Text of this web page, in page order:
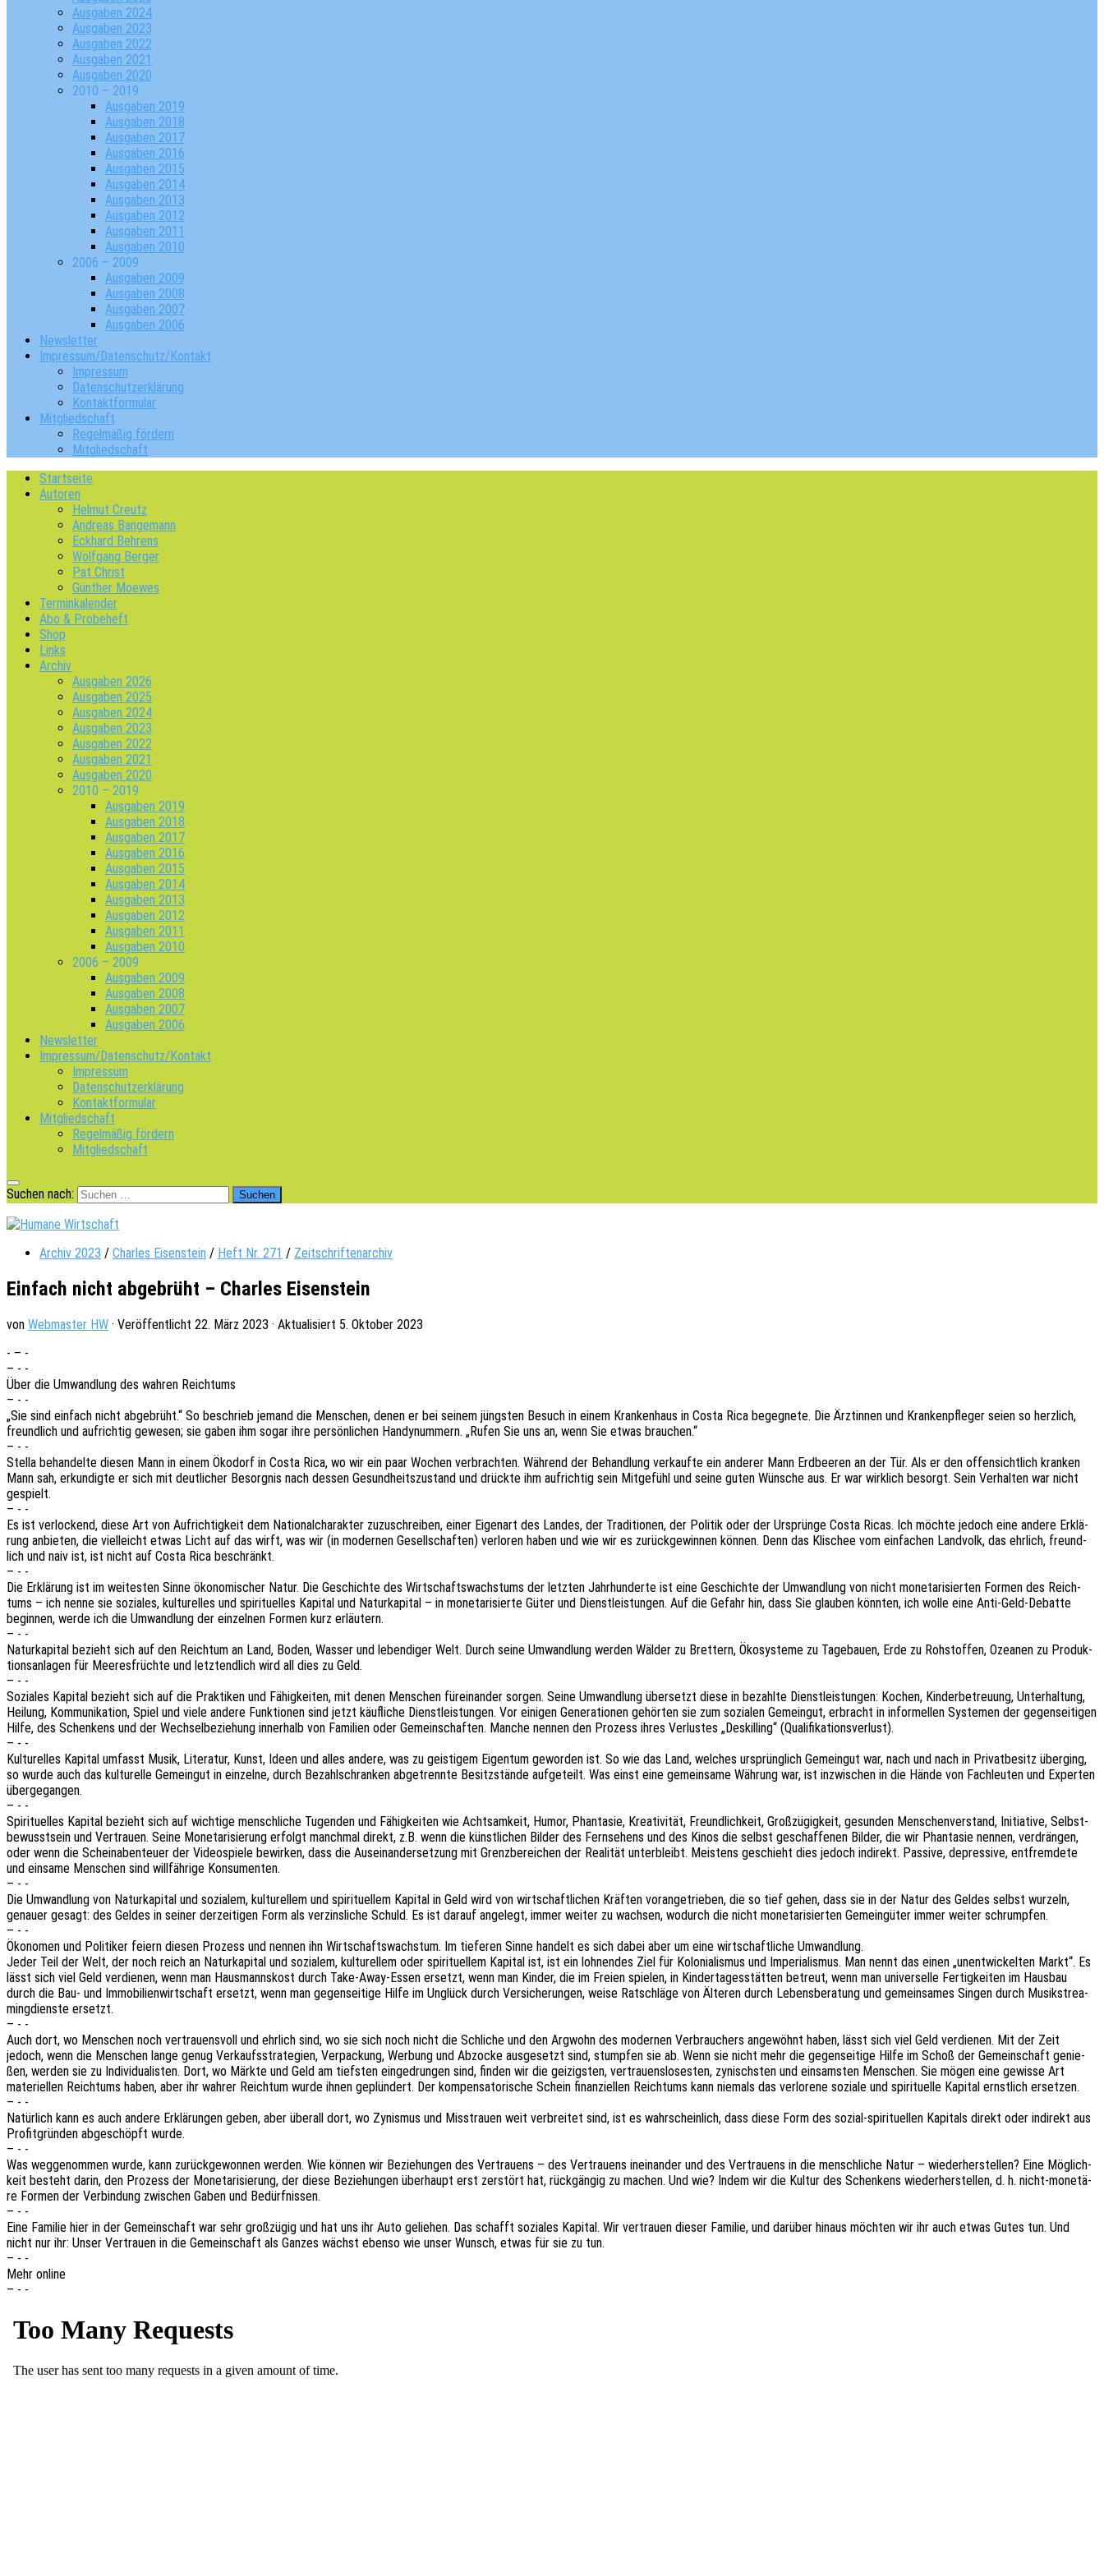
Ausgaben 2024
Ausgaben 2023
Ausgaben 2022
Ausgaben 2021
Ausgaben 2020
2010 – 2019
Ausgaben 2019
Ausgaben 2018
Ausgaben 2017
Ausgaben 2016
Ausgaben 2015
Ausgaben 2014
Ausgaben 2013
Ausgaben 2012
Ausgaben 2011
Ausgaben 2010
2006 – 2009
Ausgaben 2009
Ausgaben 2008
Ausgaben 2007
Ausgaben 2006
Newsletter
Impressum/Datenschutz/Kontakt
Impressum
Datenschutzerklärung
Kontaktformular
Mitgliedschaft
Regelmäßig fördern
Mitgliedschaft
Startseite
Autoren
Helmut Creutz
Andreas Bangemann
Eckhard Behrens
Wolfgang Berger
Pat Christ
Günther Moewes
Terminkalender
Abo & Probeheft
Shop
Links
Archiv
Ausgaben 2026
Ausgaben 2025
Ausgaben 2024
Ausgaben 2023
Ausgaben 2022
Ausgaben 2021
Ausgaben 2020
2010 – 2019
Ausgaben 2019
Ausgaben 2018
Ausgaben 2017
Ausgaben 2016
Ausgaben 2015
Ausgaben 2014
Ausgaben 2013
Ausgaben 2012
Ausgaben 2011
Ausgaben 2010
2006 – 2009
Ausgaben 2009
Ausgaben 2008
Ausgaben 2007
Ausgaben 2006
Newsletter
Impressum/Datenschutz/Kontakt
Impressum
Datenschutzerklärung
Kontaktformular
Mitgliedschaft
Regelmäßig fördern
Mitgliedschaft
Suchen nach:
Archiv 2023 / Charles Eisenstein / Heft Nr. 271 / Zeitschriftenarchiv
Einfach nicht abgebrüht – Charles Eisenstein
von Webmaster HW · Veröffentlicht 22. März 2023 · Aktualisiert 5. Oktober 2023
- – -
– - -
Über die Umwand­lung des wahren Reichtums
– - -
„Sie sind einfach nicht abge­brüht.“ So beschrieb jemand die Menschen, denen er bei seinem jüngs­ten Besuch in einem Kran­ken­haus in Costa Rica begeg­ne­te. Die Ärztin­nen und Kran­ken­pfle­ger seien so herz­lich,
freund­lich und aufrich­tig gewe­sen; sie gaben ihm sogar ihre persön­li­chen Handy­num­mern. „Rufen Sie uns an, wenn Sie etwas brauchen.“
– - -
Stella behan­del­te diesen Mann in einem Ökodorf in Costa Rica, wo wir ein paar Wochen verbrach­ten. Während der Behand­lung verkauf­te ein ande­rer Mann Erdbee­ren an der Tür. Als er den offen­sicht­lich kran­ken
Mann sah, erkun­dig­te er sich mit deut­li­cher Besorg­nis nach dessen Gesund­heits­zu­stand und drück­te ihm aufrich­tig sein Mitge­fühl und seine guten Wünsche aus. Er war wirk­lich besorgt. Sein Verhal­ten war nicht
gespielt.
– - -
Es ist verlo­ckend, diese Art von Aufrich­tig­keit dem Natio­nal­cha­rak­ter zuzu­schrei­ben, einer Eigen­art des Landes, der Tradi­tio­nen, der Poli­tik oder der Ursprün­ge Costa Ricas. Ich möchte jedoch eine andere Erklä­
rung anbie­ten, die viel­leicht etwas Licht auf das wirft, was wir (in moder­nen Gesell­schaf­ten) verlo­ren haben und wie wir es zurück­ge­win­nen können. Denn das Klischee vom einfa­chen Land­volk, das ehrlich, freund­
lich und naiv ist, ist nicht auf Costa Rica beschränkt.
– - -
Die Erklä­rung ist im weites­ten Sinne ökono­mi­scher Natur. Die Geschich­te des Wirt­schafts­wachs­tums der letz­ten Jahr­hun­der­te ist eine Geschich­te der Umwand­lung von nicht mone­ta­ri­sier­ten Formen des Reich­
tums – ich nenne sie sozia­les, kultu­rel­les und spiri­tu­el­les Kapi­tal und Natur­ka­pi­tal – in mone­ta­ri­sier­te Güter und Dienst­leis­tun­gen. Auf die Gefahr hin, dass Sie glau­ben könn­ten, ich wolle eine Anti-Geld-Debat­te
begin­nen, werde ich die Umwand­lung der einzel­nen Formen kurz erläutern.
– - -
Natur­ka­pi­tal bezieht sich auf den Reich­tum an Land, Boden, Wasser und leben­di­ger Welt. Durch seine Umwand­lung werden Wälder zu Bret­tern, Ökosys­te­me zu Tage­bau­en, Erde zu Rohstof­fen, Ozea­nen zu Produk­
ti­ons­an­la­gen für Meeres­früch­te und letzt­end­lich wird all dies zu Geld.
– - -
Sozia­les Kapi­tal bezieht sich auf die Prak­ti­ken und Fähig­kei­ten, mit denen Menschen fürein­an­der sorgen. Seine Umwand­lung über­setzt diese in bezahl­te Dienst­leis­tun­gen: Kochen, Kinder­be­treu­ung, Unter­hal­tung,
Heilung, Kommu­ni­ka­ti­on, Spiel und viele andere Funk­tio­nen sind jetzt käuf­li­che Dienst­leis­tun­gen. Vor eini­gen Gene­ra­tio­nen gehör­ten sie zum sozia­len Gemein­gut, erbracht in infor­mel­len Syste­men der gegen­sei­ti­gen
Hilfe, des Schen­kens und der Wech­sel­be­zie­hung inner­halb von Fami­li­en oder Gemein­schaf­ten. Manche nennen den Prozess ihres Verlus­tes „Deskil­ling“ (Quali­fi­ka­ti­ons­ver­lust).
– - -
Kultu­rel­les Kapi­tal umfasst Musik, Lite­ra­tur, Kunst, Ideen und alles andere, was zu geis­ti­gem Eigen­tum gewor­den ist. So wie das Land, welches ursprüng­lich Gemein­gut war, nach und nach in Privat­be­sitz über­ging,
so wurde auch das kultu­rel­le Gemein­gut in einzel­ne, durch Bezahl­schran­ken abge­trenn­te Besitz­stän­de aufge­teilt. Was einst eine gemein­sa­me Währung war, ist inzwi­schen in die Hände von Fach­leu­ten und Exper­ten
übergegangen.
– - -
Spiri­tu­el­les Kapi­tal bezieht sich auf wich­ti­ge mensch­li­che Tugen­den und Fähig­kei­ten wie Acht­sam­keit, Humor, Phan­ta­sie, Krea­ti­vi­tät, Freund­lich­keit, Groß­zü­gig­keit, gesun­den Menschen­ver­stand, Initia­ti­ve, Selbst­
be­wusst­sein und Vertrau­en. Seine Mone­ta­ri­sie­rung erfolgt manch­mal direkt, z.B. wenn die künst­li­chen Bilder des Fern­se­hens und des Kinos die selbst geschaf­fe­nen Bilder, die wir Phan­ta­sie nennen, verdrän­gen,
oder wenn die Schein­aben­teu­er der Video­spie­le bewir­ken, dass die Ausein­an­der­set­zung mit Grenz­be­rei­chen der Reali­tät unter­bleibt. Meis­tens geschieht dies jedoch indi­rekt. Passi­ve, depres­si­ve, entfrem­de­te
und einsa­me Menschen sind will­fäh­ri­ge Konsumenten.
– - -
Die Umwand­lung von Natur­ka­pi­tal und sozia­lem, kultu­rel­lem und spiri­tu­el­lem Kapi­tal in Geld wird von wirt­schaft­li­chen Kräf­ten voran­ge­trie­ben, die so tief gehen, dass sie in der Natur des Geldes selbst wurzeln,
genau­er gesagt: des Geldes in seiner derzei­ti­gen Form als verzins­li­che Schuld. Es ist darauf ange­legt, immer weiter zu wach­sen, wodurch die nicht mone­ta­ri­sier­ten Gemein­gü­ter immer weiter schrumpfen.
– - -
Ökono­men und Poli­ti­ker feiern diesen Prozess und nennen ihn Wirt­schafts­wachs­tum. Im tiefe­ren Sinne handelt es sich dabei aber um eine wirt­schaft­li­che Umwandlung.
Jeder Teil der Welt, der noch reich an Natur­ka­pi­tal und sozia­lem, kultu­rel­lem oder spiri­tu­el­lem Kapi­tal ist, ist ein lohnen­des Ziel für Kolo­nia­lis­mus und Impe­ria­lis­mus. Man nennt das einen „unent­wi­ckel­ten Markt“. Es
lässt sich viel Geld verdie­nen, wenn man Haus­manns­kost durch Take-Away-Essen ersetzt, wenn man Kinder, die im Freien spie­len, in Kinder­ta­ges­stät­ten betreut, wenn man univer­sel­le Fertig­kei­ten im Haus­bau
durch die Bau- und Immo­bi­li­en­wirt­schaft ersetzt, wenn man gegen­sei­ti­ge Hilfe im Unglück durch Versi­che­run­gen, weise Ratschlä­ge von Älte­ren durch Lebens­be­ra­tung und gemein­sa­mes Singen durch Musik­strea­
ming­diens­te ersetzt.
– - -
Auch dort, wo Menschen noch vertrau­ens­voll und ehrlich sind, wo sie sich noch nicht die Schli­che und den Argwohn des moder­nen Verbrau­chers ange­wöhnt haben, lässt sich viel Geld verdie­nen. Mit der Zeit
jedoch, wenn die Menschen lange genug Verkaufs­stra­te­gien, Verpa­ckung, Werbung und Abzo­cke ausge­setzt sind, stump­fen sie ab. Wenn sie nicht mehr die gegen­sei­ti­ge Hilfe im Schoß der Gemein­schaft genie­
ßen, werden sie zu Indi­vi­dua­lis­ten. Dort, wo Märkte und Geld am tiefs­ten einge­drun­gen sind, finden wir die geizigs­ten, vertrau­ens­lo­ses­ten, zynischs­ten und einsams­ten Menschen. Sie mögen eine gewis­se Art
mate­ri­el­len Reich­tums haben, aber ihr wahrer Reich­tum wurde ihnen geplün­dert. Der kompen­sa­to­ri­sche Schein finan­zi­el­len Reich­tums kann niemals das verlo­re­ne sozia­le und spiri­tu­el­le Kapi­tal ernst­lich ersetzen.
– - -
Natür­lich kann es auch andere Erklä­run­gen geben, aber über­all dort, wo Zynis­mus und Miss­trau­en weit verbrei­tet sind, ist es wahr­schein­lich, dass diese Form des sozial-spiri­tu­el­len Kapi­tals direkt oder indi­rekt aus
Profit­grün­den abge­schöpft wurde.
– - -
Was wegge­nom­men wurde, kann zurück­ge­won­nen werden. Wie können wir Bezie­hun­gen des Vertrau­ens – des Vertrau­ens inein­an­der und des Vertrau­ens in die mensch­li­che Natur – wieder­her­stel­len? Eine Möglich­
keit besteht darin, den Prozess der Mone­ta­ri­sie­rung, der diese Bezie­hun­gen über­haupt erst zerstört hat, rück­gän­gig zu machen. Und wie? Indem wir die Kultur des Schen­kens wieder­her­stel­len, d. h. nicht-mone­tä­
re Formen der Verbin­dung zwischen Gaben und Bedürfnissen.
– - -
Eine Fami­lie hier in der Gemein­schaft war sehr groß­zü­gig und hat uns ihr Auto gelie­hen. Das schafft sozia­les Kapi­tal. Wir vertrau­en dieser Fami­lie, und darüber hinaus möch­ten wir ihr auch etwas Gutes tun. Und
nicht nur ihr: Unser Vertrau­en in die Gemein­schaft als Ganzes wächst ebenso wie unser Wunsch, etwas für sie zu tun.
– - -
Mehr online
– - -